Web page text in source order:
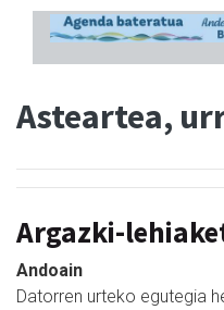
Asteartea,
Argazki-
Andoain
Datorren urteko egutegia